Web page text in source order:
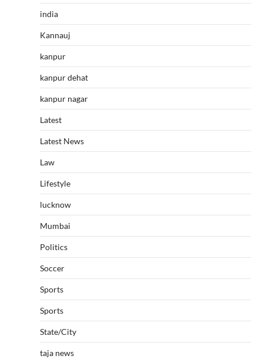
india
Kannauj
kanpur
kanpur dehat
kanpur nagar
Latest
Latest News
Law
Lifestyle
lucknow
Mumbai
Politics
Soccer
Sports
Sports
State/City
taja news